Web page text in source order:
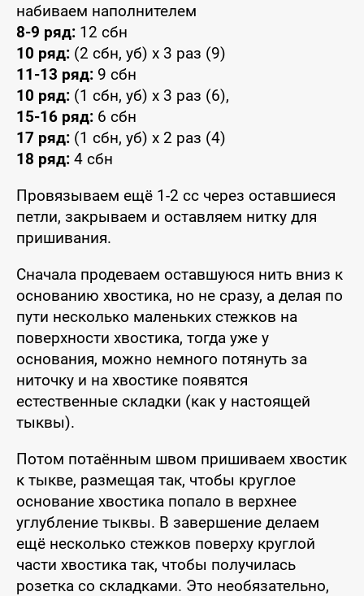
набиваем наполнителем
8-9 ряд: 12 сбн
10 ряд: (2 сбн, уб) x 3 раз (9)
11-13 ряд: 9 сбн
10 ряд: (1 сбн, уб) x 3 раз (6),
15-16 ряд: 6 сбн
17 ряд: (1 сбн, уб) x 2 раз (4)
18 ряд: 4 сбн
Провязываем ещё 1-2 сс через оставшиеся
петли, закрываем и оставляем нитку для
пришивания.
Сначала продеваем оставшуюся нить вниз к
основанию хвостика, но не сразу, а делая по
пути несколько маленьких стежков на
поверхности хвостика, тогда уже у
основания, можно немного потянуть за
ниточку и на хвостике появятся
естественные складки (как у настоящей
тыквы).
Потом потаённым швом пришиваем хвостик
к тыкве, размещая так, чтобы круглое
основание хвостика попало в верхнее
углубление тыквы. В завершение делаем
ещё несколько стежков поверху круглой
части хвостика так, чтобы получилась
розетка со складками. Это необязательно,